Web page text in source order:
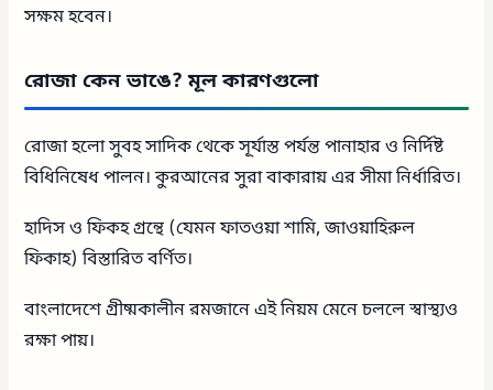
সক্ষম হবেন।
রোজা কেন ভাঙে? মূল কারণগুলো
রোজা হলো সুবহ সাদিক থেকে সূর্যাস্ত পর্যন্ত পানাহার ও নির্দিষ্ট
বিধিনিষেধ পালন। কুরআনের সুরা বাকারায় এর সীমা নির্ধারিত।
হাদিস ও ফিকহ গ্রন্থে (যেমন ফাতওয়া শামি, জাওয়াহিরুল
ফিকাহ) বিস্তারিত বর্ণিত।
বাংলাদেশে গ্রীষ্মকালীন রমজানে এই নিয়ম মেনে চললে স্বাস্থ্যও
রক্ষা পায়।